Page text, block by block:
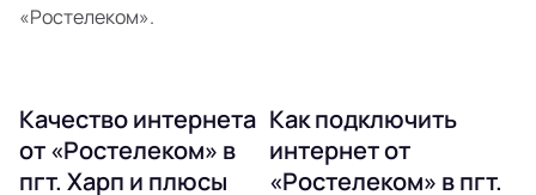
«Ростелеком».
Качество интернета
от «Ростелеком» в
пгт. Харп и плюсы
Как подключить
интернет от
«Ростелеком» в пгт.